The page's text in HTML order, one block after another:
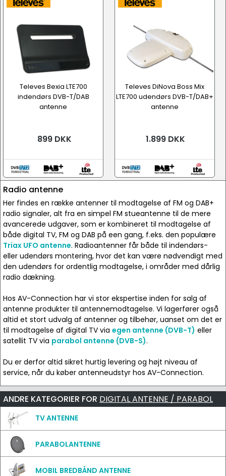
Televes Bexia LTE700
indendørs DVB-T/DAB
antenne
899 DKK
Televes DiNova Boss Mix
LTE700 udendørs DVB-T/DAB+
antenne
1.899 DKK
Radio antenne
Her findes en række antenner til modtagelse af FM og DAB+
radio signaler, alt fra en simpel FM stueantenne til de mere
avancerede udgaver, som er kombineret til modtagelse af
både digital TV, FM og DAB på een gang, f.eks. den populære
Triax UFO antenne. Radioantenner får både til indendørs-
eller udendørs montering, hvor det kan være nødvendigt med
den udendørs for ordentlig modtagelse, i områder med dårlig
radio dækning.
Hos AV-Connection har vi stor ekspertise inden for salg af
antenne produkter til antennemodtagelse. Vi lagerfører også
altid et stort udvalg af antenner og tilbehør, uanset om det er
til modtagelse af digital TV via egen antenne (DVB-T) eller
satellit TV via parabol antenne (DVB-S).
Du er derfor altid sikret hurtig levering og højt niveau af
service, når du køber antenneudstyr hos AV-Connection.
ANDRE KATEGORIER FOR DIGITAL ANTENNE / PARABOL
TV ANTENNE
PARABOLANTENNE
MOBIL BREDBÅND ANTENNE